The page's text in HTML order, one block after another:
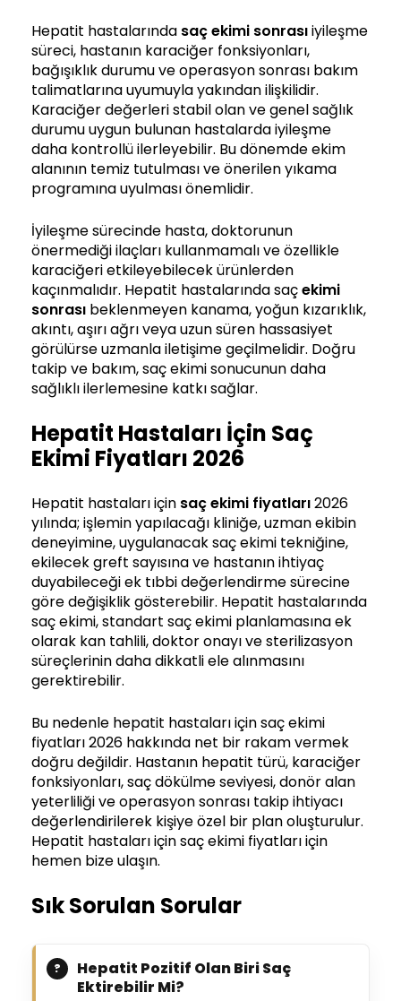
Hepatit hastalarında saç ekimi sonrasıiyileşme
süreci, hastanın karaciğer fonksiyonları,
bağışıklık durumu ve operasyon sonrası bakım
talimatlarına uyumuyla yakından ilişkilidir.
Karaciğer değerleri stabil olan ve genel sağlık
durumu uygun bulunan hastalarda iyileşme
daha kontrollü ilerleyebilir. Bu dönemde ekim
alanının temiz tutulması ve önerilen yıkama
programına uyulması önemlidir.
İyileşme sürecinde hasta, doktorunun
önermediği ilaçları kullanmamalı ve özellikle
karaciğeri etkileyebilecek ürünlerden
kaçınmalıdır. Hepatit hastalarında saçekimi
sonrası beklenmeyen kanama, yoğun kızarıklık,
akıntı, aşırı ağrı veya uzun süren hassasiyet
görülürse uzmanla iletişime geçilmelidir. Doğru
takip ve bakım, saç ekimi sonucunun daha
sağlıklı ilerlemesine katkı sağlar.
Hepatit Hastaları İçin Saç
Ekimi Fiyatları 2026
Hepatit hastaları için saç ekimi fiyatları2026
yılında; işlemin yapılacağı kliniğe, uzman ekibin
deneyimine, uygulanacak saç ekimi tekniğine,
ekilecek greft sayısına ve hastanın ihtiyaç
duyabileceği ek tıbbi değerlendirme sürecine
göre değişiklik gösterebilir. Hepatit hastalarında
saç ekimi, standart saç ekimi planlamasına ek
olarak kan tahlili, doktor onayı ve sterilizasyon
süreçlerinin daha dikkatli ele alınmasını
gerektirebilir.
Bu nedenle hepatit hastaları için saç ekimi
fiyatları 2026 hakkında net bir rakam vermek
doğru değildir. Hastanın hepatit türü, karaciğer
fonksiyonları, saç dökülme seviyesi, donör alan
yeterliliği ve operasyon sonrası takip ihtiyacı
değerlendirilerek kişiye özel bir plan oluşturulur.
Hepatit hastaları için saç ekimi fiyatları için
hemen bize ulaşın.
Sık Sorulan Sorular
Hepatit Pozitif Olan Biri Saç
Ektirebilir Mi?